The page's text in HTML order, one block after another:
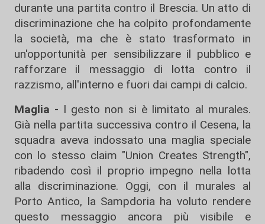
durante una partita contro il Brescia. Un atto di
discriminazione che ha colpito profondamente
la società, ma che è stato trasformato in
un'opportunità per sensibilizzare il pubblico e
rafforzare il messaggio di lotta contro il
razzismo, all'interno e fuori dai campi di calcio.
Maglia - l gesto non si è limitato al murales.
Già nella partita successiva contro il Cesena, la
squadra aveva indossato una maglia speciale
con lo stesso claim "Union Creates Strength",
ribadendo così il proprio impegno nella lotta
alla discriminazione. Oggi, con il murales al
Porto Antico, la Sampdoria ha voluto rendere
questo messaggio ancora più visibile e